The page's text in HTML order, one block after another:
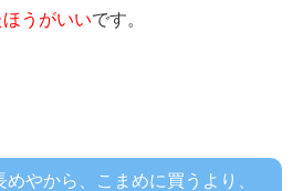
うがいいです。
めやから、こまめに買うより、